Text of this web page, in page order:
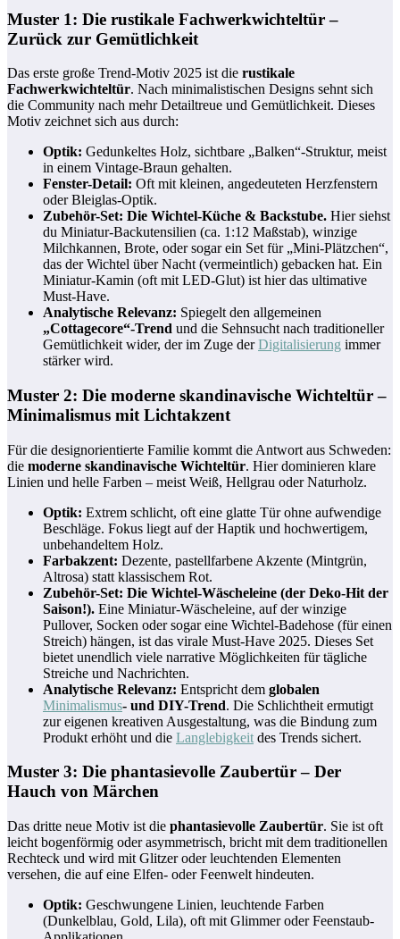
Muster 1: Die rustikale Fachwerkwichteltür –
Zurück zur Gemütlichkeit
Das erste große Trend-Motiv 2025 ist die rustikale
Fachwerkwichteltür. Nach minimalistischen Designs sehnt sich
die Community nach mehr Detailtreue und Gemütlichkeit. Dieses
Motiv zeichnet sich aus durch:
Optik: Gedunkeltes Holz, sichtbare „Balken“-Struktur, meist
in einem Vintage-Braun gehalten.
Fenster-Detail: Oft mit kleinen, angedeuteten Herzfenstern
oder Bleiglas-Optik.
Zubehör-Set: Die Wichtel-Küche & Backstube. Hier siehst
du Miniatur-Backutensilien (ca. 1:12 Maßstab), winzige
Milchkannen, Brote, oder sogar ein Set für „Mini-Plätzchen“,
das der Wichtel über Nacht (vermeintlich) gebacken hat. Ein
Miniatur-Kamin (oft mit LED-Glut) ist hier das ultimative
Must-Have.
Analytische Relevanz: Spiegelt den allgemeinen
„Cottagecore“-Trend und die Sehnsucht nach traditioneller
Gemütlichkeit wider, der im Zuge derDigitalisierung immer
stärker wird.
Muster 2: Die moderne skandinavische Wichteltür –
Minimalismus mit Lichtakzent
Für die designorientierte Familie kommt die Antwort aus Schweden:
die moderne skandinavische Wichteltür. Hier dominieren klare
Linien und helle Farben – meist Weiß, Hellgrau oder Naturholz.
Optik: Extrem schlicht, oft eine glatte Tür ohne aufwendige
Beschläge. Fokus liegt auf der Haptik und hochwertigem,
unbehandeltem Holz.
Farbakzent: Dezente, pastellfarbene Akzente (Mintgrün,
Altrosa) statt klassischem Rot.
Zubehör-Set: Die Wichtel-Wäscheleine (der Deko-Hit der
Saison!). Eine Miniatur-Wäscheleine, auf der winzige
Pullover, Socken oder sogar eine Wichtel-Badehose (für einen
Streich) hängen, ist das virale Must-Have 2025. Dieses Set
bietet unendlich viele narrative Möglichkeiten für tägliche
Streiche und Nachrichten.
Analytische Relevanz: Entspricht dem globalen
Minimalismus- und DIY-Trend. Die Schlichtheit ermutigt
zur eigenen kreativen Ausgestaltung, was die Bindung zum
Produkt erhöht und die Langlebigkeit des Trends sichert.
Muster 3: Die phantasievolle Zaubertür – Der
Hauch von Märchen
Das dritte neue Motiv ist die phantasievolle Zaubertür. Sie ist oft
leicht bogenförmig oder asymmetrisch, bricht mit dem traditionellen
Rechteck und wird mit Glitzer oder leuchtenden Elementen
versehen, die auf eine Elfen- oder Feenwelt hindeuten.
Optik: Geschwungene Linien, leuchtende Farben
(Dunkelblau, Gold, Lila), oft mit Glimmer oder Feenstaub-